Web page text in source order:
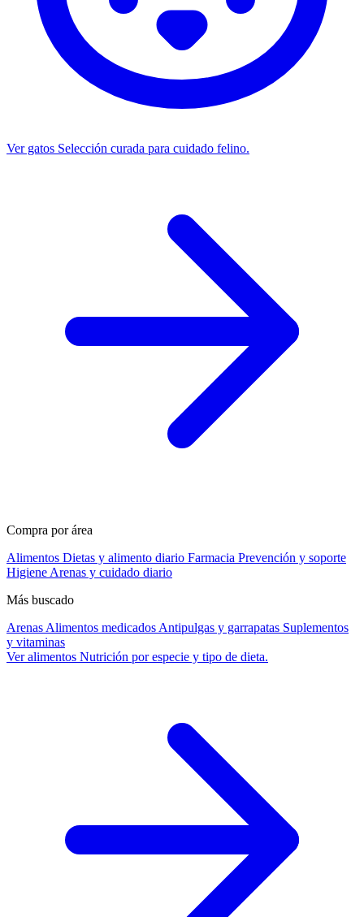
Ver gatos Selección curada para cuidado felino.
Compra por área
Alimentos Dietas y alimento diario Farmacia Prevención y soporte
Higiene Arenas y cuidado diario
Más buscado
Arenas Alimentos medicados Antipulgas y garrapatas Suplementos
y vitaminas
Ver alimentos Nutrición por especie y tipo de dieta.